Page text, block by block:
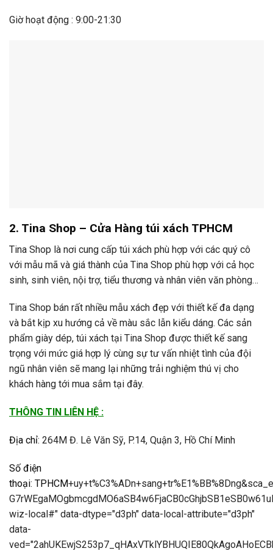
Giờ hoạt động : 9:00-21:30
2. Tina Shop – Cửa Hàng túi xách TPHCM
Tina Shop là nơi cung cấp túi xách phù hợp với các quý cô
với mẫu mã và giá thành của Tina Shop phù hợp với cả học
sinh, sinh viên, nội trợ, tiểu thương và nhân viên văn phòng…
Tina Shop bán rất nhiều mẫu xách đẹp với thiết kế đa dạng
và bắt kịp xu hướng cả về màu sắc lẫn kiểu dáng. Các sản
phẩm giày dép, túi xách tại Tina Shop được thiết kế sang
trọng với mức giá hợp lý cùng sự tư vấn nhiệt tình của đội
ngũ nhân viên sẽ mang lại những trải nghiệm thú vị cho
khách hàng tới mua sắm tại đây.
THÔNG TIN LIÊN HỆ :
Địa chỉ: 264M Đ. Lê Văn Sỹ, P.14, Quận 3, Hồ Chí Minh
Số điện
thoại: TPHCM
wiz-local#" data-dtype="d3ph" data-local-attribute="d3ph"
data-